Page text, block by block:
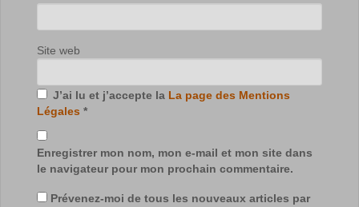
Site web
J’ai lu et j’accepte la La page des Mentions
Légales *
Enregistrer mon nom, mon e-mail et mon site dans
le navigateur pour mon prochain commentaire.
Prévenez-moi de tous les nouveaux articles par